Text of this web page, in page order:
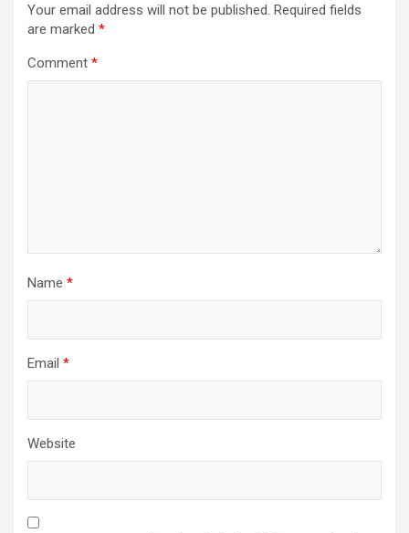
Your email address will not be published. Required fields
are marked *
Comment *
Name *
Email *
Website